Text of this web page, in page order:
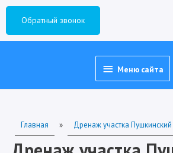
Обратный звонок
Меню сайта
Главная » Дренаж участка